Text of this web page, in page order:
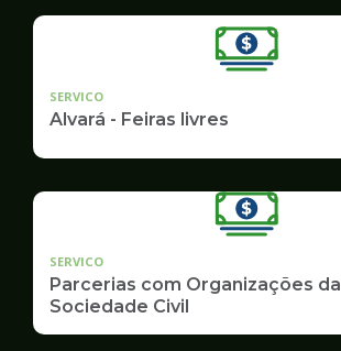
SERVICO
Alvará - Feiras livres
SERVICO
Parcerias com Organizações da
Sociedade Civil